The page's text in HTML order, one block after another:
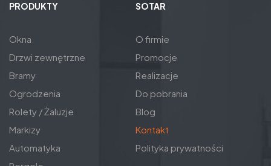
PRODUKTY
Okna
Drzwi zewnętrzne
Bramy
Ogrodzenia
Rolety / Żaluzje
Markizy
Automatyka
SOTAR
O firmie
Promocje
Realizacje
Do pobrania
Blog
Kontakt
Polityka prywatności